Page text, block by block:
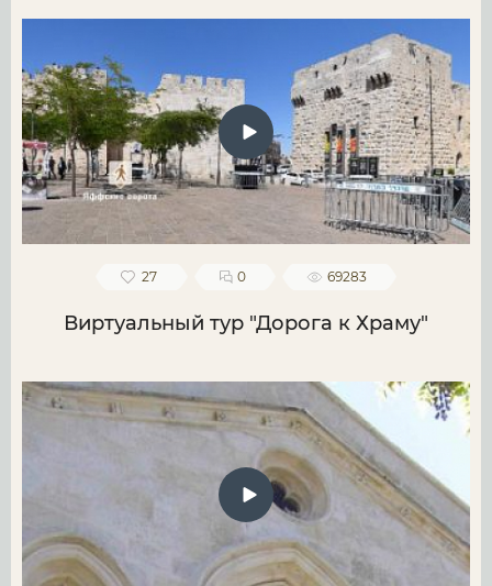
27 0 69283
Виртуальный тур "Дорога к Храму"